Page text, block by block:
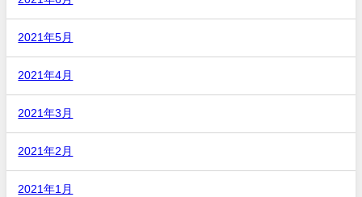
2021年5月
2021年4月
2021年3月
2021年2月
2021年1月